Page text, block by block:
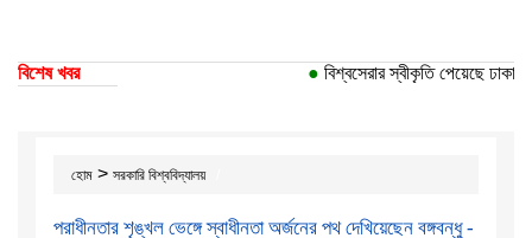
বিশেষ খবর বিশ্বসেরার স্বীকৃতি পেয়েছে ঢাকা
হোম > সরকারি বিশ্ববিদ্যালয়
পরাধীনতার শৃঙ্খল ভেঙ্গে স্বাধীনতা অর্জনের পথ দেখিয়েছেন বঙ্গবন্ধু -